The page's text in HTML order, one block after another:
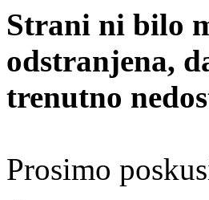
Strani ni bilo
odstranjena,
trenutno
Prosimo